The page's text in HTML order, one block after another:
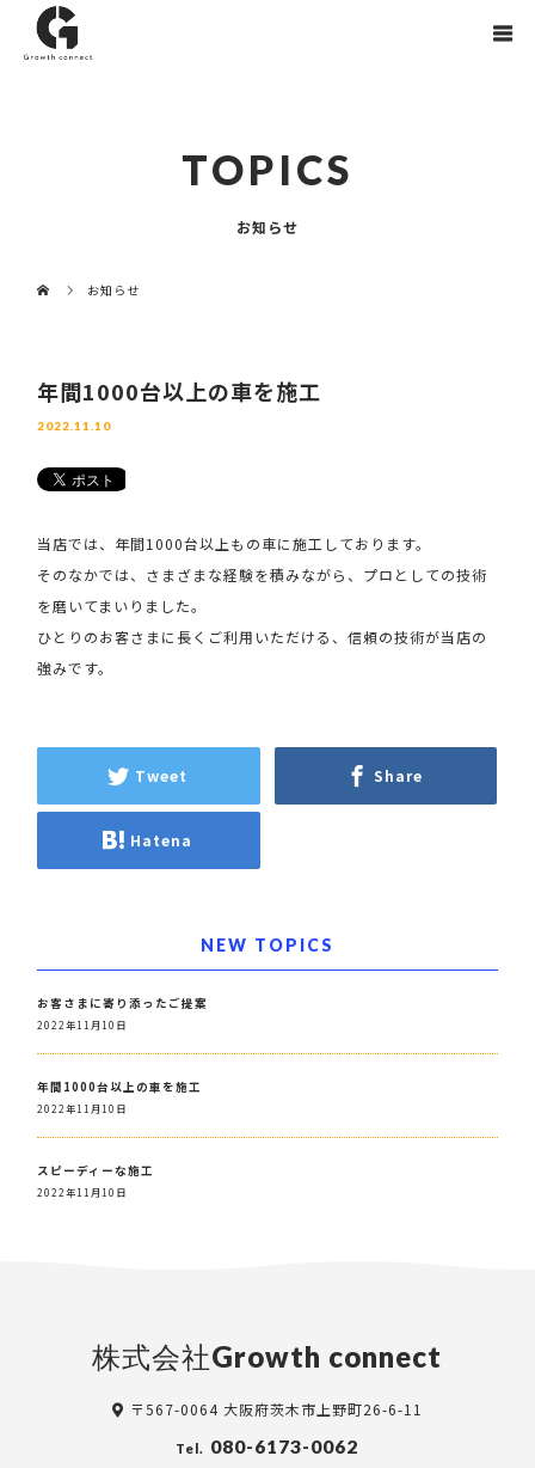
TOPICS
お知らせ
お知らせ
年間1000台以上の車を施工
2022.11.10
当店では、年間1000台以上もの車に施工しております。
そのなかでは、さまざまな経験を積みながら、プロとしての技術
を磨いてまいりました。
ひとりのお客さまに長くご利用いただける、信頼の技術が当店の
強みです。
Tweet Share
Hatena
NEW TOPICS
お客さまに寄り添ったご提案
2022年11月10日
年間1000台以上の車を施工
2022年11月10日
スピーディーな施工
2022年11月10日
株式会社Growth connect
〒567-0064 大阪府茨木市上野町26-6-11
Tel. 080-6173-0062